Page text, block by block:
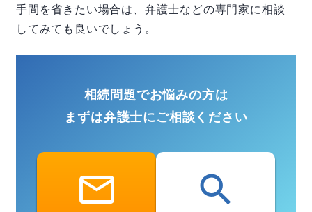
手間を省きたい場合は、弁護士などの専門家に相談
してみても良いでしょう。
相続問題でお悩みの方は
まずは弁護士にご相談ください
email search